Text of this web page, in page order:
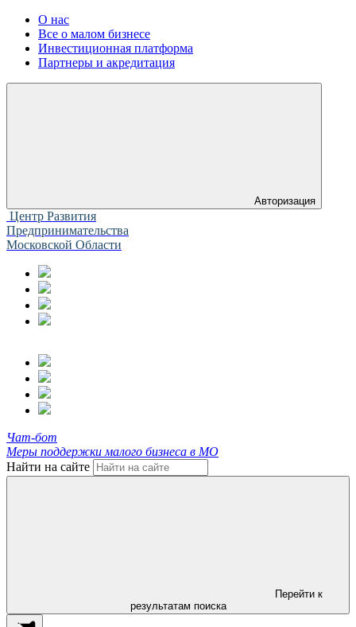
О нас
Все о малом бизнесе
Инвестиционная платформа
Партнеры и акредитация
Авторизация
Центр Развития
Предпринимательства
Московской Области
Чат-бот
Меры поддержки малого бизнеса в МО
Найти на сайте
Перейти к
результатам поиска